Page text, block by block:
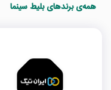
همه‌ی برندهای بلیط سینما